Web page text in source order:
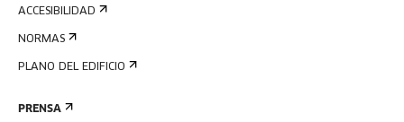
ACCESIBILIDAD
NORMAS
PLANO DEL EDIFICIO
PRENSA